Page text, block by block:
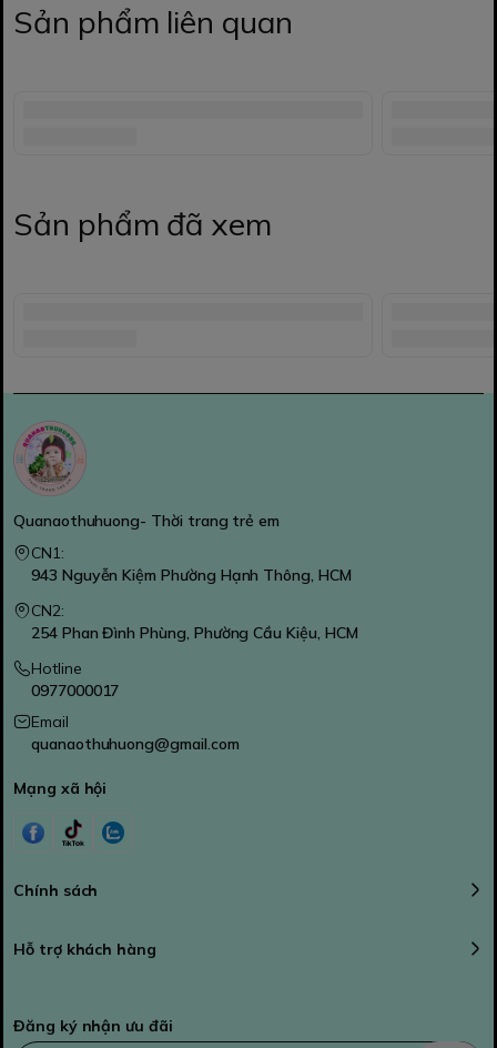
Sản phẩm liên quan
Sản phẩm đã xem
Quanaothuhuong- Thời trang trẻ em
CN1:
943 Nguyễn Kiệm Phường Hạnh Thông, HCM
CN2:
254 Phan Đình Phùng, Phường Cầu Kiệu, HCM
Hotline
0977000017
Email
quanaothuhuong@gmail.com
Mạng xã hội
Chính sách
Hỗ trợ khách hàng
Đăng ký nhận ưu đãi